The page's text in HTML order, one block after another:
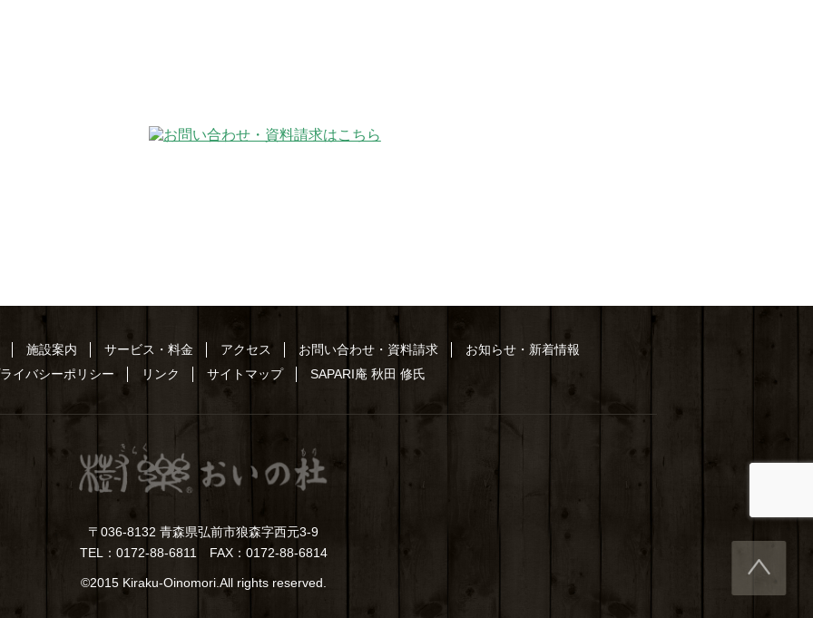
施設案内 サービス・料金 アクセス お問い合わせ・資料請求
お知らせ・新着情報
イバシーポリシー
リンク サイトマップ SAPARI庵 秋田 修氏
〒036-8132 青森県弘前市狼森字西元3-9
TEL：0172-88-6811 FAX：0172-88-6814
©2015 Kiraku-Oinomori.All rights reserved.